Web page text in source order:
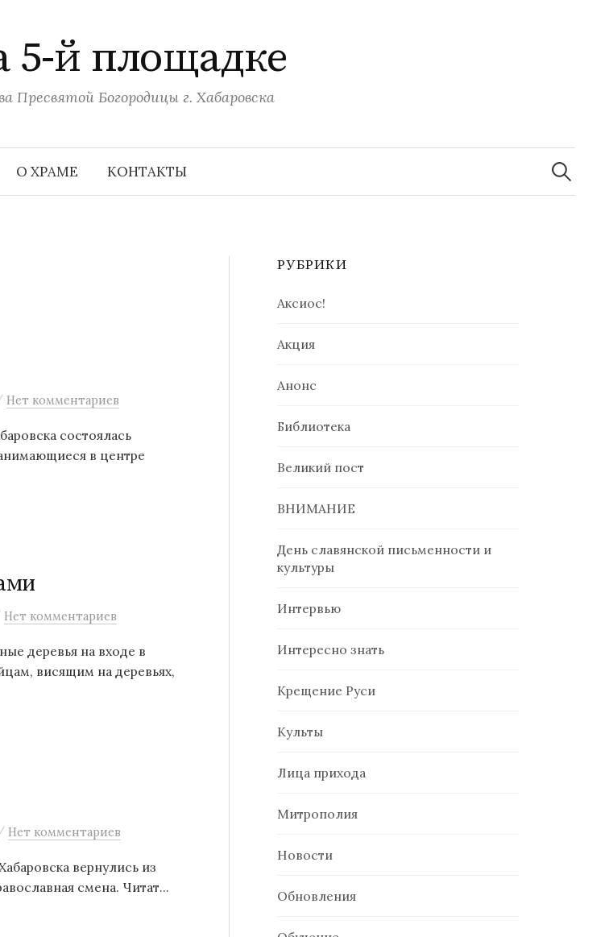
5-й площадке
Пресвятой Богородицы г. Хабаровска
О ХРАМЕ КОНТАКТЫ
Найти:
Нет комментариев
состоялась
в центре
Нет комментариев
деревья на входе в
висящим на деревьях,
/ Нет комментариев
вернулись из
смена. Читат...
РУБРИКИ
Аксиос!
Акция
Анонс
Библиотека
Великий пост
ВНИМАНИЕ
День славянской письменности и
культуры
Интервью
Интересно знать
Крещение Руси
Культы
Лица прихода
Митрополия
Новости
Обновления